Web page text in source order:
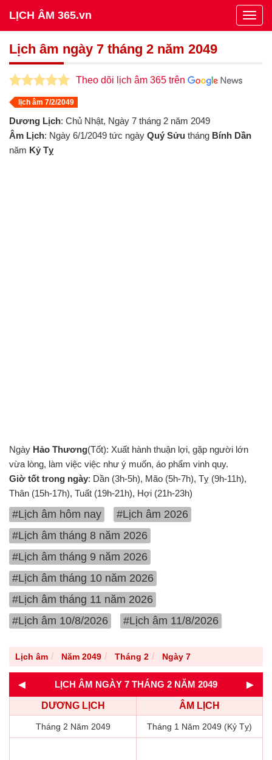
LỊCH ÂM 365.vn
Lịch âm ngày 7 tháng 2 năm 2049
Theo dõi lịch âm 365 trên
lịch âm 7/2/2049
Dương Lịch: Chủ Nhật, Ngày 7 tháng 2 năm 2049
Âm Lịch: Ngày 6/1/2049 tức ngày Quý Sửu tháng Bính Dần
năm Kỷ Tỵ
Ngày Hảo Thương(Tốt): Xuất hành thuận lợi, gặp người lớn
vừa lòng, làm việc việc như ý muốn, áo phẩm vinh quy.
Giờ tốt trong ngày: Dần (3h-5h), Mão (5h-7h), Tỵ (9h-11h),
Thân (15h-17h), Tuất (19h-21h), Hợi (21h-23h)
#Lịch âm hôm nay
#Lịch âm 2026
#Lịch âm tháng 8 năm 2026
#Lịch âm tháng 9 năm 2026
#Lịch âm tháng 10 năm 2026
#Lịch âm tháng 11 năm 2026
#Lịch âm 10/8/2026
#Lịch âm 11/8/2026
Lịch âm Năm 2049 Tháng 2 Ngày 7
◄ LỊCH ÂM NGÀY 7 THÁNG 2 NĂM 2049 ►
DƯƠNG LỊCH ÂM LỊCH
Tháng 2 Năm 2049 Tháng 1 Năm 2049 (Kỷ Tỵ)